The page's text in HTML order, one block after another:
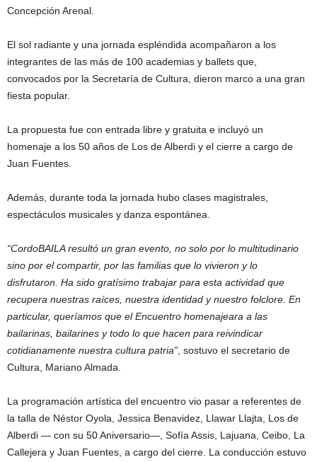
Concepción Arenal.
El sol radiante y una jornada espléndida acompañaron a los
integrantes de las más de 100 academias y ballets que,
convocados por la Secretaría de Cultura, dieron marco a una gran
fiesta popular.
La propuesta fue con entrada libre y gratuita e incluyó un
homenaje a los 50 años de Los de Alberdi y el cierre a cargo de
Juan Fuentes.
Además, durante toda la jornada hubo clases magistrales,
espectáculos musicales y danza espontánea.
“CordoBAILA resultó un gran evento, no solo por lo multitudinario
sino por el compartir, por las familias que lo vivieron y lo
disfrutaron. Ha sido gratísimo trabajar para esta actividad que
recupera nuestras raíces, nuestra identidad y nuestro folclore. En
particular, queríamos que el Encuentro homenajeara a las
bailarinas, bailarines y todo lo que hacen para reivindicar
cotidianamente nuestra cultura patria” , sostuvo el secretario de
Cultura, Mariano Almada.
La programación artística del encuentro vio pasar a referentes de
la talla de Néstor Oyola, Jessica Benavidez, Llawar Llajta, Los de
Alberdi — con su 50 Aniversario—, Sofía Assis, Lajuana, Ceibo, La
Callejera y Juan Fuentes, a cargo del cierre. La conducción estuvo